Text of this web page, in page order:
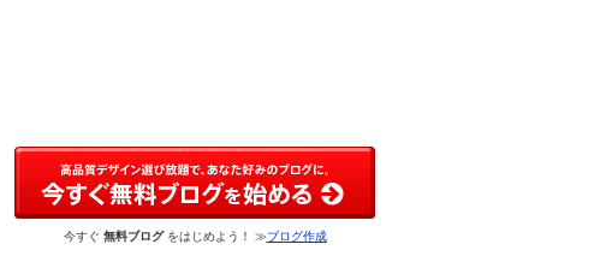
今すぐ 無料ブログをはじめよう！ ≫ブログ作成